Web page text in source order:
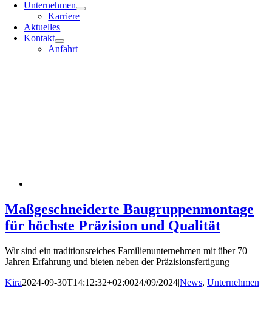
Unternehmen
Karriere
Aktuelles
Kontakt
Anfahrt
Maßgeschneiderte Baugruppenmontage
für höchste Präzision und Qualität
Wir sind ein traditionsreiches Familienunternehmen mit über 70
Jahren Erfahrung und bieten neben der Präzisionsfertigung
Kira2024-09-30T14:12:32+02:0024/09/2024|News, Unternehmen|